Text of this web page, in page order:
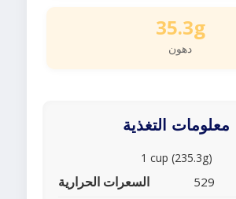
35.3g
دهون
معلومات التغذية
1 cup (235.3g)
السعرات الحرارية 529